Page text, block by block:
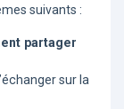
suivants :
partager
sur la